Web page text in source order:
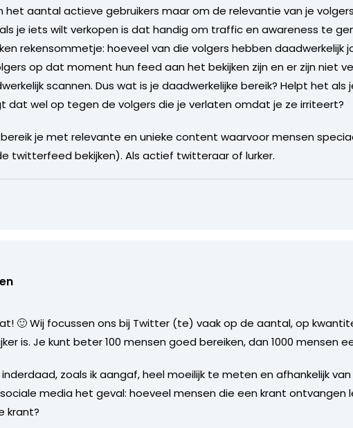
aantal actieve gebruikers maar om de relevantie van je
je iets wilt verkopen is dat handig om traffic en awareness te
rekensommetje: hoeveel van die volgers hebben daadwerkelijk
op dat moment hun feed aan het bekijken zijn en er zijn niet
scannen. Dus wat is je daadwerkelijke bereik? Helpt het
dat wel op tegen de volgers die je verlaten omdat je ze irriteert?
je met relevante en unieke content waarvoor mensen
twitterfeed bekijken). Als actief twitteraar of lurker.
🙂 Wij focussen ons bij Twitter (te) vaak op de aantal, op
is. Je kunt beter 100 mensen goed bereiken, dan 1000 mensen
inderdaad, zoals ik aangaf, heel moeilijk te meten en afhankelijk
media het geval: hoeveel mensen die een krant ontvangen
krant?